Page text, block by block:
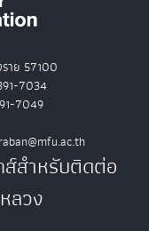
าย 57100
7034
7049
ส์สำหรับติดต่อ
ลวง